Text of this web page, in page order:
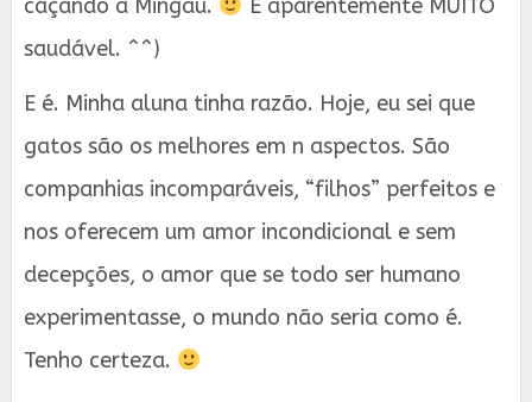
caçando a Mingau.
E aparentemente MUITO
saudável. ^^)
E é. Minha aluna tinha razão. Hoje, eu sei que
gatos são os melhores em n aspectos. São
companhias incomparáveis, “filhos” perfeitos e
nos oferecem um amor incondicional e sem
decepções, o amor que se todo ser humano
experimentasse, o mundo não seria como é.
Tenho certeza.